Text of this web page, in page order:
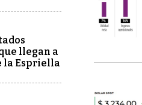
llegan a
la Espriella